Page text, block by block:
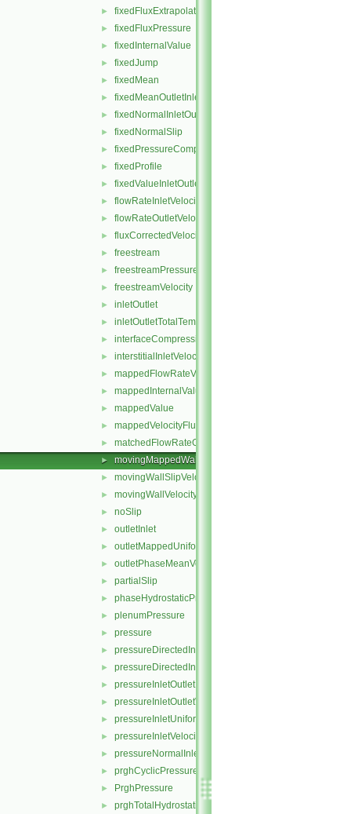
► fixedFluxExtrapolatedPressure
► fixedFluxPressure
► fixedInternalValue
► fixedJump
► fixedMean
► fixedMeanOutletInlet
► fixedNormalInletOutletVelocity
► fixedNormalSlip
► fixedPressureCompressibleDensity
► fixedProfile
► fixedValueInletOutlet
► flowRateInletVelocity
► flowRateOutletVelocity
► fluxCorrectedVelocity
► freestream
► freestreamPressure
► freestreamVelocity
► inletOutlet
► inletOutletTotalTemperature
► interfaceCompression
► interstitialInletVelocity
► mappedFlowRateVelocity
► mappedInternalValue
► mappedValue
► mappedVelocityFlux
► matchedFlowRateOutletVelocity
► movingMappedWallVelocity
► movingWallSlipVelocity
► movingWallVelocity
► noSlip
► outletInlet
► outletMappedUniformInlet
► outletPhaseMeanVelocity
► partialSlip
► phaseHydrostaticPressure
► plenumPressure
► pressure
► pressureDirectedInletOutletVelocity
► pressureDirectedInletVelocity
► pressureInletOutletParSlipVelocity
► pressureInletOutletVelocity
► pressureInletUniformVelocity
► pressureInletVelocity
► pressureNormalInletOutletVelocity
► prghCyclicPressure
► PrghPressure
► prghTotalHydrostaticPressure